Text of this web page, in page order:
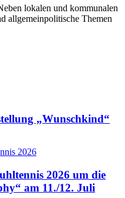
lokalen und kommunalen
allgemeinpolitische Themen
„Wunschkind“
2026 um die
am 11./12. Juli